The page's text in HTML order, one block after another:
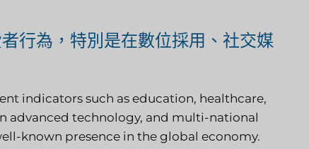
行為，特別是在數位採用、社交媒
indicators such as education, healthcare,
advanced technology, and multi-national
known presence in the global economy.